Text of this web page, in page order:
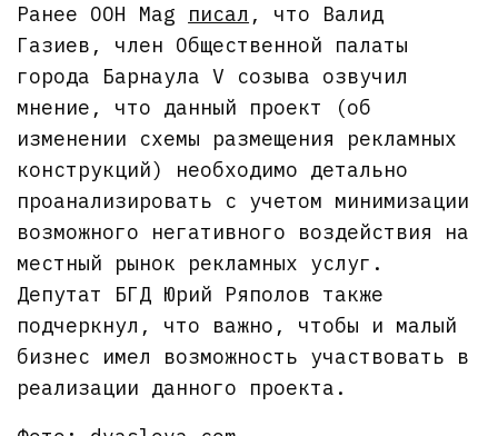
Ранее OOH Mag писал , что Валид
Газиев, член Общественной палаты
города Барнаула V созыва озвучил
мнение, что данный проект (об
изменении схемы размещения рекламных
конструкций) необходимо детально
проанализировать с учетом минимизации
возможного негативного воздействия на
местный рынок рекламных услуг.
Депутат БГД Юрий Ряполов также
подчеркнул, что важно, чтобы и малый
бизнес имел возможность участвовать в
реализации данного проекта.